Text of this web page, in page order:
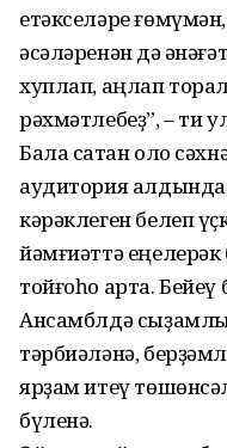
етәкселәре
әсәләренән дә
хуплап, аңлап
рәхмәтлебеҙ”, – ти
Бала саҡтан оло
аудитория алдында
кәрәклеген белеп
йәмғиәттә
тойғоһо арта. Бейеү
Ансамблдә
тәрбиәләнә,
ярҙам итеү
бүленә.